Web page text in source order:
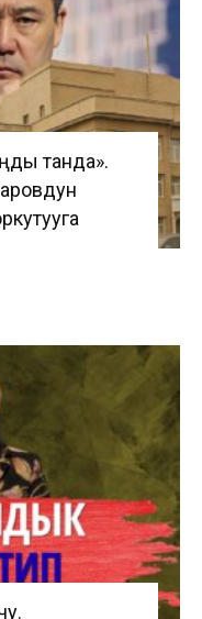
танда».